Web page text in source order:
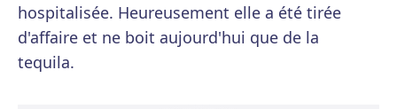
hospitalisée. Heureusement elle a été tirée
d'affaire et ne boit aujourd'hui que de la
tequila.